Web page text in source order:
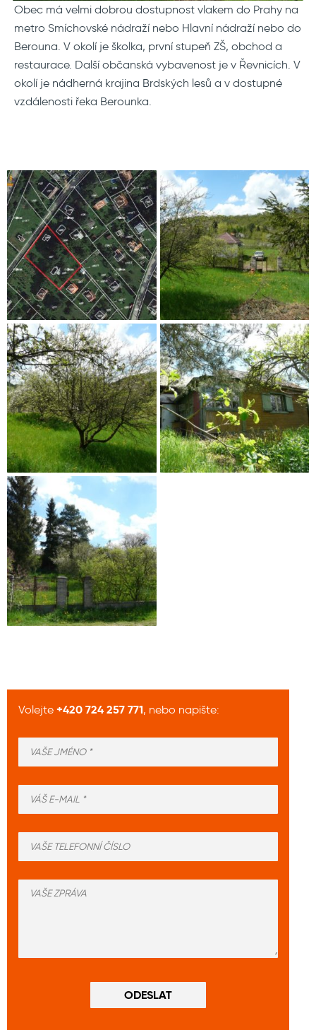
Obec má velmi dobrou dostupnost vlakem do Prahy na
metro Smíchovské nádraží nebo Hlavní nádraží nebo do
Berouna. V okolí je školka, první stupeň ZŠ, obchod a
restaurace. Další občanská vybavenost je v Řevnicích. V
okolí je nádherná krajina Brdských lesů a v dostupné
vzdálenosti řeka Berounka.
Volejte +420 724 257 771, nebo napište: